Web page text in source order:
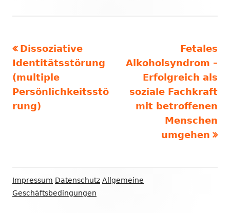
Beitragsnavigation
Vorheriger
Beitrag:
Dissoziative
Identitätsstörung
(multiple
Persönlichkeitsstö
rung)
Nächster
Beitrag
Fetales
Alkoholsyndrom –
Erfolgreich als
soziale Fachkraft
mit betroffenen
Menschen
umgehen
Footer
Inhalt
Impressum Datenschutz Allgemeine
Geschäftsbedingungen